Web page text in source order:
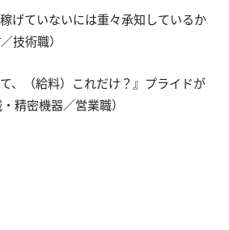
げていないには重々承知しているか
技術職）
、（給料）これだけ？』プライドが
精密機器／営業職）